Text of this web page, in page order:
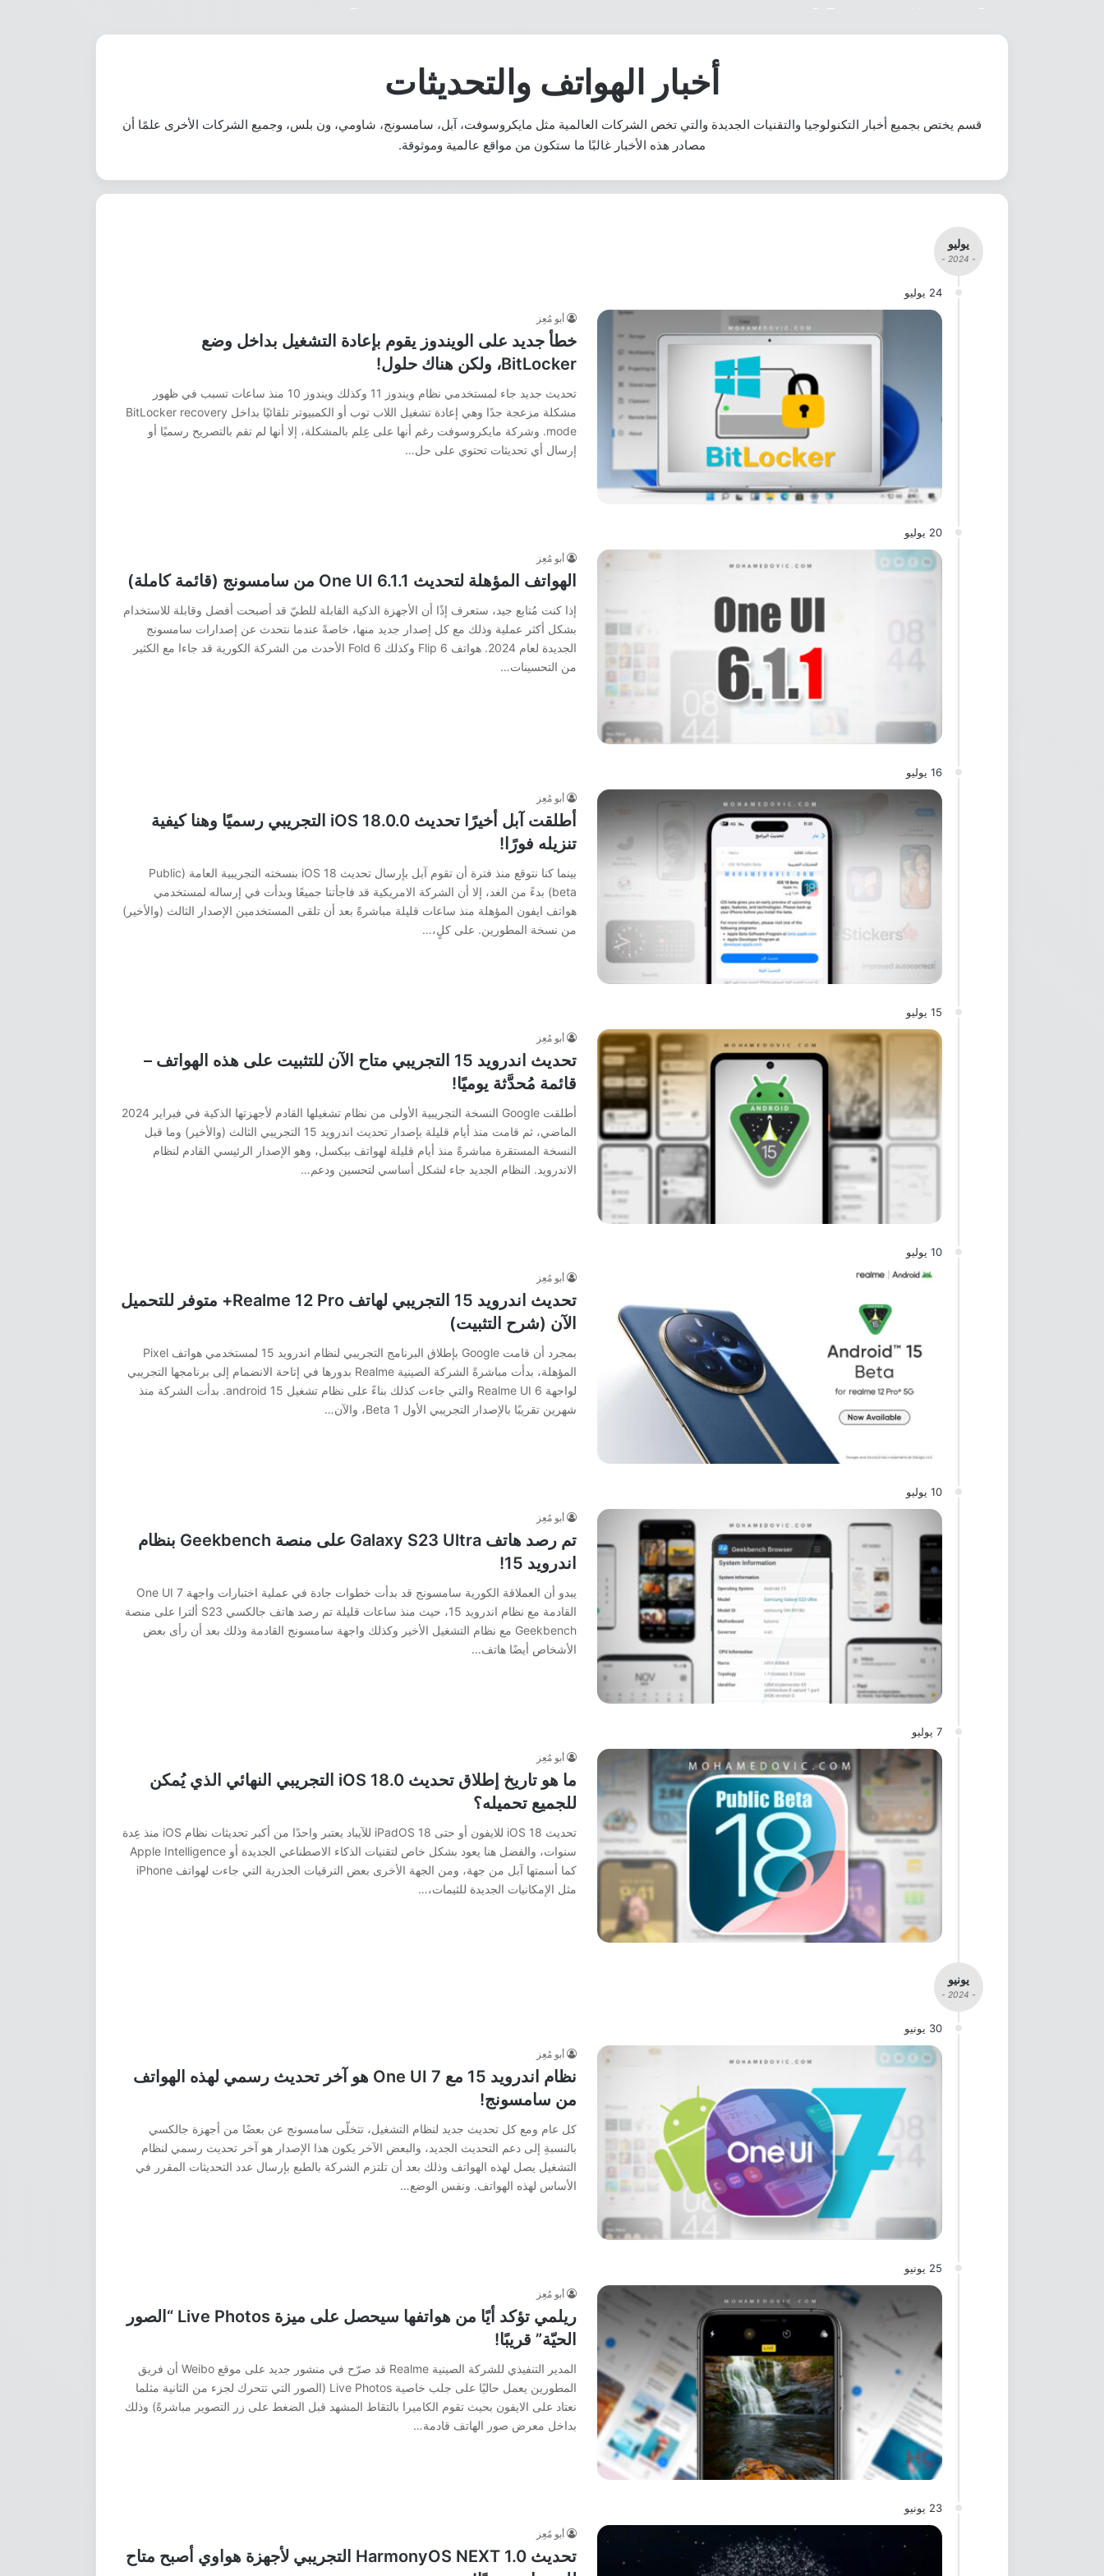
أخبار الهواتف والتحديثات
قسم يختص بجميع أخبار التكنولوجيا والتقنيات الجديدة والتي تخص الشركات العالمية مثل مايكروسوفت، آبل، سامسونج، شاومي، ون بلس، وجميع الشركات الأخرى علمًا أن
مصادر هذه الأخبار غالبًا ما ستكون من مواقع عالمية وموثوقة.
يوليو
- 2024 -
24 يوليو
أبو مُعِز
خطأ جديد على الويندوز يقوم بإعادة التشغيل بداخل وضع
BitLocker، ولكن هناك حلول!
تحديث جديد جاء لمستخدمي نظام ويندوز 11 وكذلك ويندوز 10 منذ ساعات تسبب في ظهور
مشكلة مزعجة جدًا وهي إعادة تشغيل اللاب توب أو الكمبيوتر تلقائيًا بداخل BitLocker recovery
mode. وشركة مايكروسوفت رغم أنها على عِلم بالمشكلة، إلا أنها لم تقم بالتصريح رسميًا أو
إرسال أي تحديثات تحتوي على حل…
20 يوليو
أبو مُعِز
الهواتف المؤهلة لتحديث One UI 6.1.1 من سامسونج (قائمة كاملة)
إذا كنت مُتابع جيد، ستعرف إذًا أن الأجهزة الذكية القابلة للطيّ قد أصبحت أفضل وقابلة للاستخدام
بشكل أكثر عملية وذلك مع كل إصدار جديد منها، خاصةً عندما نتحدث عن إصدارات سامسونج
الجديدة لعام 2024. هواتف Flip 6 وكذلك Fold 6 الأحدث من الشركة الكورية قد جاءا مع الكثير
من التحسينات…
16 يوليو
أبو مُعِز
أطلقت آبل أخيرًا تحديث iOS 18.0.0 التجريبي رسميًا وهنا كيفية
تنزيله فورًا!
بينما كنا نتوقع منذ فترة أن تقوم آبل بإرسال تحديث iOS 18 بنسخته التجريبية العامة (Public
beta) بدءً من الغد، إلا أن الشركة الامريكية قد فاجأتنا جميعًا وبدأت في إرساله لمستخدمي
هواتف ايفون المؤهلة منذ ساعات قليلة مباشرةً بعد أن تلقى المستخدمين الإصدار الثالث (والأخير)
من نسخة المطورين. على كلٍ،…
15 يوليو
أبو مُعِز
تحديث اندرويد 15 التجريبي متاح الآن للتثبيت على هذه الهواتف –
قائمة مُحدَّثة يوميًا!
أطلقت Google النسخة التجريبية الأولى من نظام تشغيلها القادم لأجهزتها الذكية في فبراير 2024
الماضي، ثم قامت منذ أيام قليلة بإصدار تحديث اندرويد 15 التجريبي الثالث (والأخير) وما قبل
النسخة المستقرة مباشرةً منذ أيام قليلة لهواتف بيكسل، وهو الإصدار الرئيسي القادم لنظام
الاندرويد. النظام الجديد جاء لشكل أساسي لتحسين ودعم…
10 يوليو
أبو مُعِز
تحديث اندرويد 15 التجريبي لهاتف Realme 12 Pro+ متوفر للتحميل
الآن (شرح التثبيت)
بمجرد أن قامت Google بإطلاق البرنامج التجريبي لنظام اندرويد 15 لمستخدمي هواتف Pixel
المؤهلة، بدأت مباشرةً الشركة الصينية Realme بدورها في إتاحة الانضمام إلى برنامجها التجريبي
لواجهة Realme UI 6 والتي جاءت كذلك بناءً على نظام تشغيل android 15. بدأت الشركة منذ
شهرين تقريبًا بالإصدار التجريبي الأول Beta 1، والآن…
10 يوليو
أبو مُعِز
تم رصد هاتف Galaxy S23 Ultra على منصة Geekbench بنظام
اندرويد 15!
يبدو أن العملاقة الكورية سامسونج قد بدأت خطوات جادة في عملية اختبارات واجهة One UI 7
القادمة مع نظام اندرويد 15، حيث منذ ساعات قليلة تم رصد هاتف جالكسي S23 ألترا على منصة
Geekbench مع نظام التشغيل الأخير وكذلك واجهة سامسونج القادمة وذلك بعد أن رأى بعض
الأشخاص أيضًا هاتف…
7 يوليو
أبو مُعِز
ما هو تاريخ إطلاق تحديث iOS 18.0 التجريبي النهائي الذي يُمكن
للجميع تحميله؟
تحديث iOS 18 للايفون أو حتى iPadOS 18 للآيباد يعتبر واحدًا من أكبر تحديثات نظام iOS منذ عِدة
سنوات، والفضل هنا يعود بشكل خاص لتقنيات الذكاء الاصطناعي الجديدة أو Apple Intelligence
كما أسمتها آبل من جهة، ومن الجهة الأخرى بعض الترقيات الجذرية التي جاءت لهواتف iPhone
مثل الإمكانيات الجديدة للثيمات،…
يونيو
- 2024 -
30 يونيو
أبو مُعِز
نظام اندرويد 15 مع One UI 7 هو آخر تحديث رسمي لهذه الهواتف
من سامسونج!
كل عام ومع كل تحديث جديد لنظام التشغيل، تتخلّى سامسونج عن بعضًا من أجهزة جالكسي
بالنسبةِ إلى دعم التحديث الجديد، والبعض الآخر يكون هذا الإصدار هو آخر تحديث رسمي لنظام
التشغيل يصل لهذه الهواتف وذلك بعد أن تلتزم الشركة بالطبع بإرسال عدد التحديثات المقرر في
الأساس لهذه الهواتف. ونفس الوضع…
25 يونيو
أبو مُعِز
ريلمي تؤكد أيًا من هواتفها سيحصل على ميزة Live Photos “الصور
الحيّة” قريبًا!
المدير التنفيذي للشركة الصينية Realme قد صرّح في منشور جديد على موقع Weibo أن فريق
المطورين يعمل حاليًا على جلب خاصية Live Photos (الصور التي تتحرك لجزء من الثانية مثلما
نعتاد على الايفون بحيث تقوم الكاميرا بالتقاط المشهد قبل الضغط على زر التصوير مباشرةً) وذلك
بداخل معرض صور الهاتف قادمة…
23 يونيو
أبو مُعِز
تحديث HarmonyOS NEXT 1.0 التجريبي لأجهزة هواوي أصبح متاح